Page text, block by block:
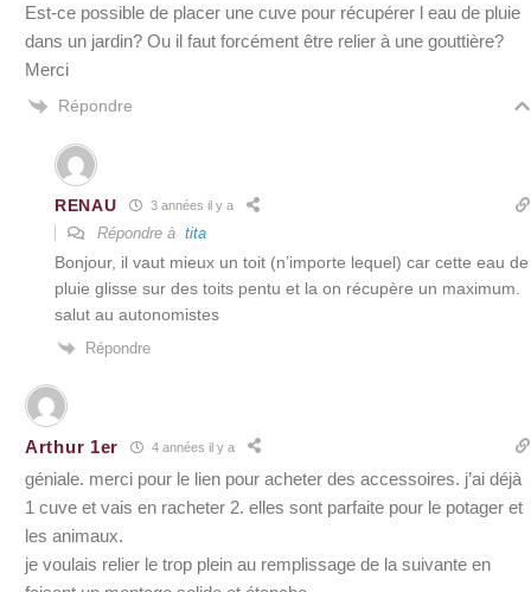
Est-ce possible de placer une cuve pour récupérer l eau de pluie
dans un jardin? Ou il faut forcément être relier à une gouttière?
Merci
Répondre
RENAU 3 années il y a
Répondre à tita
Bonjour, il vaut mieux un toit (n’importe lequel) car cette eau de
pluie glisse sur des toits pentu et la on récupère un maximum.
salut au autonomistes
Répondre
Arthur 1er 4 années il y a
géniale. merci pour le lien pour acheter des accessoires. j’ai déjà
1 cuve et vais en racheter 2. elles sont parfaite pour le potager et
les animaux.
je voulais relier le trop plein au remplissage de la suivante en